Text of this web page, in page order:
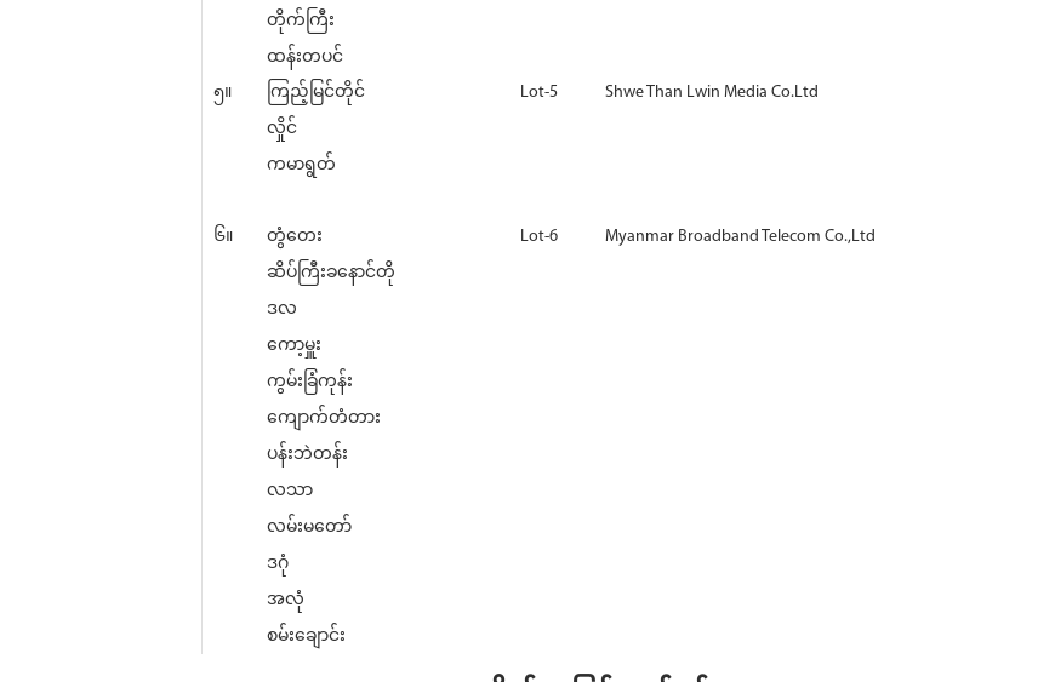
တိုက်ကြီး
ထန်းတပင်
၅။
ကြည့်မြင်တိုင်
လှိုင်
ကမာရွတ်
Lot-5 Shwe Than Lwin Media Co.Ltd
၆။
တွံတေး
ဆိပ်ကြီးခနောင်တို
ဒလ
ကော့မှူး
ကွမ်းခြံကုန်း
ကျောက်တံတား
ပန်းဘဲတန်း
လသာ
လမ်းမတော်
ဒဂုံ
အလုံ
စမ်းချောင်း
Lot-6 Myanmar Broadband Telecom Co.,Ltd